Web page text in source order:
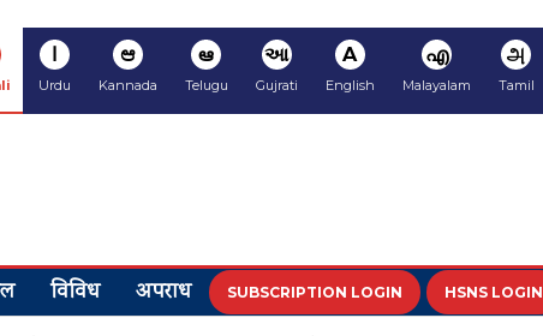
ا
Urdu
ಆ
Kannada
ఆ
Telugu
આ
Gujrati
A
English
എ
Malayalam
அ
Tamil
विविध अपराध SUBSCRIPTION LOGIN HSNS LOGIN